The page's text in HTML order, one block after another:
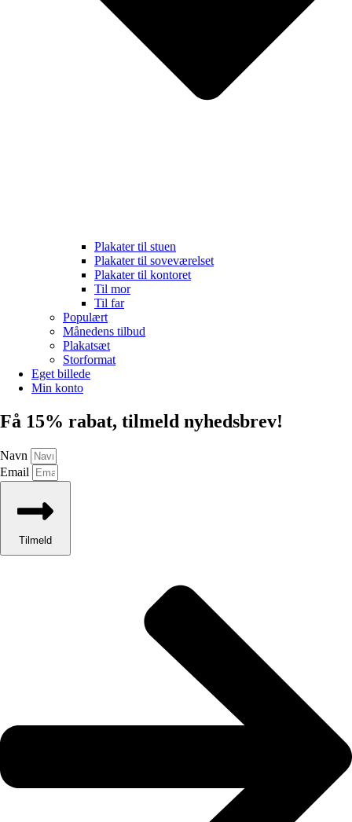
Plakater til stuen
Plakater til soveværelset
Plakater til kontoret
Til mor
Til far
Populært
Månedens tilbud
Plakatsæt
Storformat
Eget billede
Min konto
Få 15% rabat, tilmeld nyhedsbrev!
Navn
Email
Tilmeld